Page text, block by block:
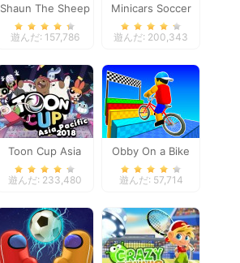
Shaun The Sheep
Baahmy Golf
遊んだ: 157,786
Minicars Soccer
遊んだ: 200,343
Toon Cup Asia
Pacific 2018
遊んだ: 233,480
Obby On a Bike
遊んだ: 57,714